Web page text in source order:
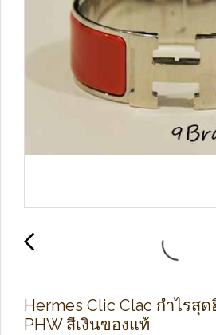
Hermes Clic Clac กำไรสุ
PHW สีเงินของแท้